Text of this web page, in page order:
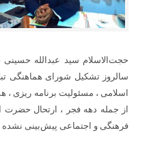
حجت‌الاسلام سید عبدالله حسینی
سالروز تشکیل شورای هماهنگی
اسلامی ، مسئولیت برنامه
فرهنگی و اجتماعی پیش‌بینی نشده